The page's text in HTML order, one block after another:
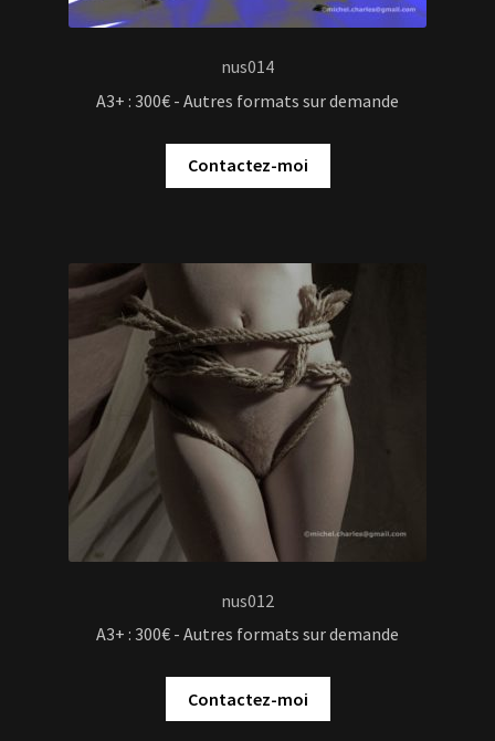
nus014
A3+ : 300€ - Autres formats sur demande
Contactez-moi
nus012
A3+ : 300€ - Autres formats sur demande
Contactez-moi